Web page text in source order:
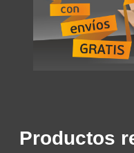
Productos